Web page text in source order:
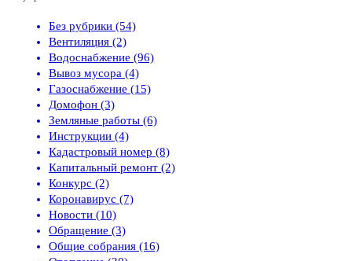
Без рубрики (54)
Вентиляция (2)
Водоснабжение (96)
Вывоз мусора (4)
Газоснабжение (15)
Домофон (3)
Земляные работы (6)
Инструкции (4)
Кадастровый номер (8)
Капитальный ремонт (2)
Конкурс (2)
Коронавирус (7)
Новости (10)
Обращение (3)
Общие собрания (16)